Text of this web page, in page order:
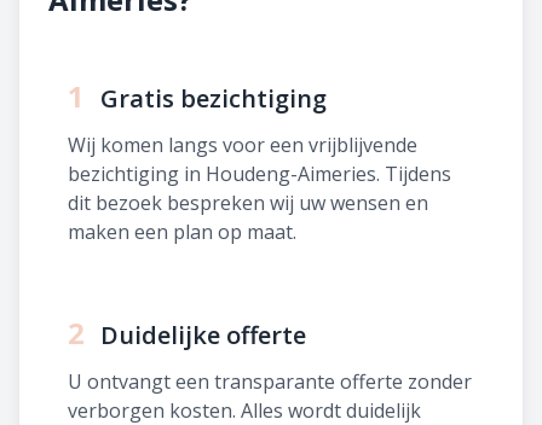
1 Gratis bezichtiging
Wij komen langs voor een vrijblijvende
bezichtiging in Houdeng-Aimeries. Tijdens
dit bezoek bespreken wij uw wensen en
maken een plan op maat.
2 Duidelijke offerte
U ontvangt een transparante offerte zonder
verborgen kosten. Alles wordt duidelijk